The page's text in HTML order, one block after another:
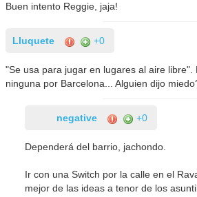
Buen intento Reggie, jaja!
Lluquete +0
"Se usa para jugar en lugares al aire libre".
ninguna por Barcelona... Alguien dijo
negative +0
Dependerá del barrio, jachondo.
Ir con una Switch por la calle en el
mejor de las ideas a tenor de los